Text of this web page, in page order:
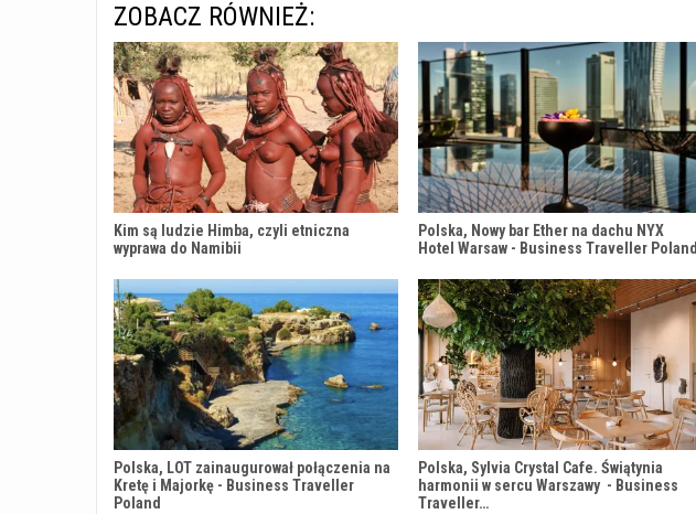
ZOBACZ RÓWNIEŻ:
Kim są ludzie Himba, czyli etniczna
wyprawa do Namibii
Polska, Nowy bar Ether na dachu NYX
Hotel Warsaw - Business Traveller Poland
Polska, LOT zainaugurował połączenia na
Kretę i Majorkę - Business Traveller
Poland
Polska, Sylvia Crystal Cafe. Świątynia
harmonii w sercu Warszawy - Business
Traveller…